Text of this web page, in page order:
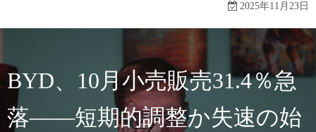
2025年11月23日
BYD、10月小売販売31.4％急
落――短期的調整か失速の始